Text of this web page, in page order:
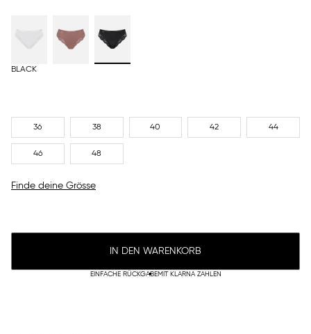
BLACK
36 38 40 42 44
46 48
Finde deine Grösse
IN DEN WARENKORB
EINFACHE RÜCKGABEMIT KLARNA ZAHLEN